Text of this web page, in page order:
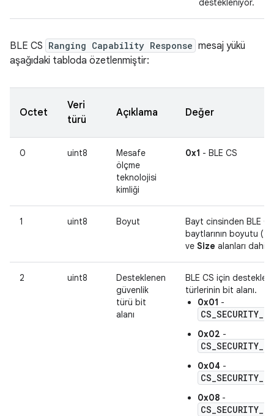
destekleniyor.
BLE CS Ranging Capability Response mesaj yükü
aşağıdaki tabloda özetlenmiştir:
Octet
Veri
türü
Açıklama Değer
0 uint8
Mesafe
ölçme
teknolojisi
kimliği
0x1 - BLE CS
1 uint8 Boyut
Bayt cinsinden BLE
baytlarının boyutu (
ve Size alanları dahil).
2 uint8
Desteklenen
güvenlik
türü bit
alanı
BLE CS için
türlerinin bit alanı.
0x01 -
0x02 -
0x04 -
0x08 -